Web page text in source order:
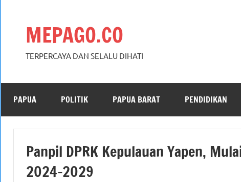
MEPAGO.CO
TERPERCAYA DAN SELALU DIHATI
PAPUA POLITIK PAPUA BARAT PENDIDIKAN
Panpil DPRK Kepulauan Yapen,
2024-2029